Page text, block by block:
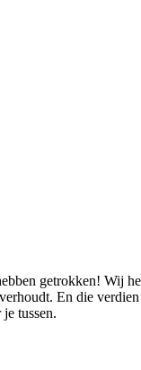
getrokken! Wij
En die
tussen.